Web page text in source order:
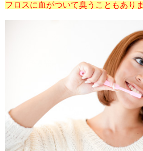
フロスに血がついて臭うこともあり